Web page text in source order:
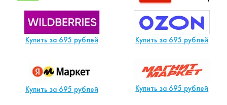
Купить за 695 рублей Купить за 695 рублей
Купить за 695 рублей Купить за 695 рублей